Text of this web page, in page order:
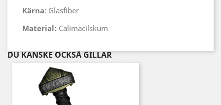
Kärna: Glasfiber
Material: Calimacilskum
DU KANSKE OCKSÅ GILLAR